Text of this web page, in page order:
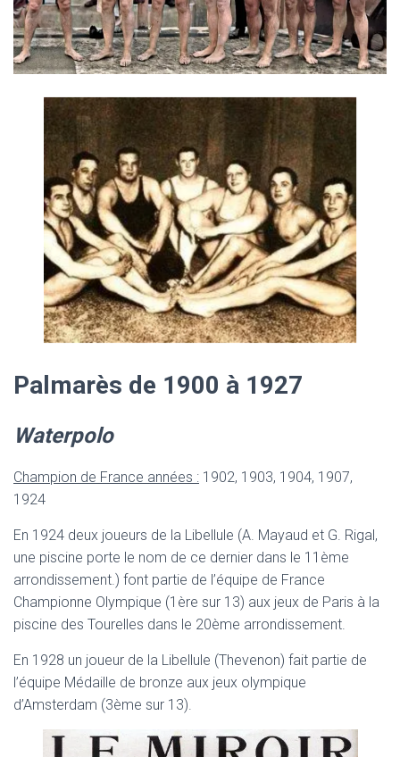
Palmarès de 1900 à 1927
Waterpolo
Champion de France années : 1902, 1903, 1904, 1907,
1924
En 1924 deux joueurs de la Libellule (A. Mayaud et G. Rigal,
une piscine porte le nom de ce dernier dans le 11ème
arrondissement.) font partie de l’équipe de France
Championne Olympique (1ère sur 13) aux jeux de Paris à la
piscine des Tourelles dans le 20ème arrondissement.
En 1928 un joueur de la Libellule (Thevenon) fait partie de
l’équipe Médaille de bronze aux jeux olympique
d’Amsterdam (3ème sur 13).